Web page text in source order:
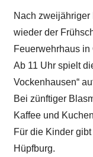
Nach zweijähriger
wieder der
Feuerwehrhaus in
Ab 11 Uhr spielt
Vockenhausen“
Bei zünftiger
Kaffee und
Für die Kinder
Hüpfburg.